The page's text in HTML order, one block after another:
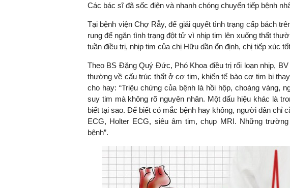
Các bác sĩ đã sốc điện và nhanh chóng chuyển tiếp bệnh
Tại bệnh viện Chợ Rẫy, để giải quyết tình trạng cấp bách
rung để ngăn tình trạng đột tử vì nhịp tim lên xuống thất
tuần điều trị, nhịp tim của chị Hữu dần ổn định, chị tiếp xúc
Theo BS Đặng Quý Đức, Phó Khoa điều trị rối loạn nhịp,
thường về cấu trúc thất ở cơ tim, khiến tế bào cơ tim bị
cho hay: “Triệu chứng của bệnh là hồi hộp, choáng váng,
suy tim mà không rõ nguyên nhân. Một dấu hiệu khác là
biết tại sao. Để biết có mắc bệnh hay không, người dân chỉ
ECG, Holter ECG, siêu âm tim, chụp MRI. Những
bệnh”.
TS. Nguyễn Đức Độ - Phó Viện trưởng
Viện Kinh tế Tài chính
"Có rất nhiều việc phải làm
ngay từ bây giờ và trên thực tế
đang được tiến hành như tăng
đầu tư cho khoa học công
khuyến khích đổi mới sáng tạo,
khởi nghiệp..."